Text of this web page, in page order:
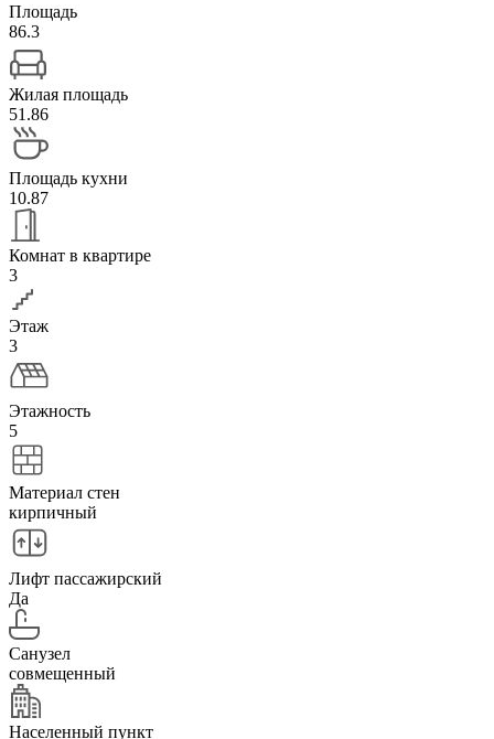
Площадь
86.3
Жилая площадь
51.86
Площадь кухни
10.87
Комнат в квартире
3
Этаж
3
Этажность
5
Материал стен
кирпичный
Лифт пассажирский
Да
Санузел
совмещенный
Населенный пункт